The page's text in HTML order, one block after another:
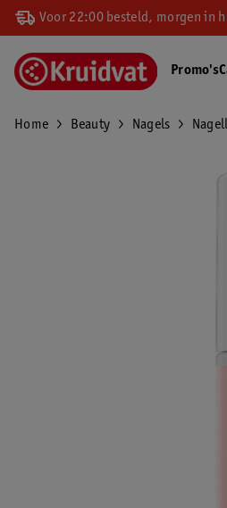
Voor 22:00 besteld, morgen in
Promo's
Home Beauty Nagels